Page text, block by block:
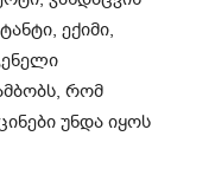
ექიმი,
რომ
უნდა იყოს